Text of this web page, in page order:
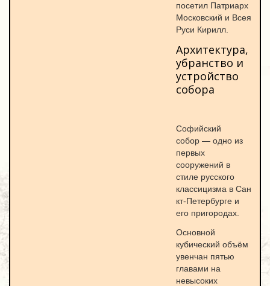
посетил Патриарх
Московский и Всея
Руси Кирилл.
Архитектура,
убранство и
устройство
собора
Софийский
собор — одно из
первых
сооружений в
стиле русского
классицизма в Сан
кт-Петербурге и
его пригородах.
Основной
кубический объём
увенчан пятью
главами на
невысоких